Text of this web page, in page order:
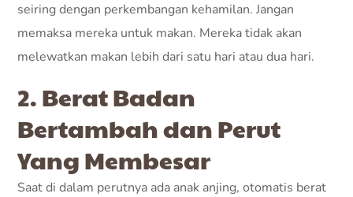
seiring dengan perkembangan kehamilan. Jangan
memaksa mereka untuk makan. Mereka tidak akan
melewatkan makan lebih dari satu hari atau dua hari.
2. Berat Badan
Bertambah dan Perut
Yang Membesar
Saat di dalam perutnya ada anak anjing, otomatis berat